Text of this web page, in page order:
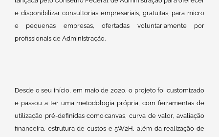
e disponibilizar consultorias empresariais, gratuitas, para micro
e pequenas empresas, ofertadas voluntariamente por
profissionais de Administração.
Desde o seu início, em maio de 2020, o projeto foi customizado
e passou a ter uma metodologia própria, com ferramentas de
utilização pré-definidas como canvas, curva de valor, avaliação
financeira, estrutura de custos e 5W2H, além da realização de